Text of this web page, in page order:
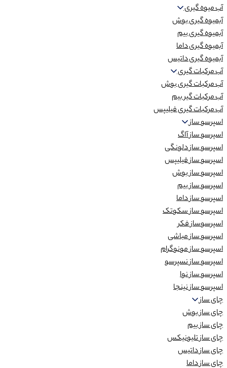
آب میوه گیری
آبمیوه گیری بوش
آبمیوه گیری بیم
آبمیوه گیری داما
آبمیوه گیری داتیس
آب مرکبات گیری
آب مرکبات گیری بوش
آب مرکبات گیر بیم
آب مرکبات گیری فیلیپس
اسپرسو ساز
اسپرسو ساز آاگ
اسپرسو ساز دلونگی
اسپرسو ساز فیلیپس
اسپرسو ساز بوش
اسپرسو ساز بیم
اسپرسو ساز داما
اسپرسو ساز سکوتک
اسپرسوساز فکر
اسپرسو ساز مباشی
اسپرسو ساز مونوگرام
اسپرسو ساز نسپرسو
اسپرسو ساز نوا
اسپرسو ساز نینجا
چای ساز
چای ساز بوش
چای ساز بیم
چای ساز تلیونیکس
چای ساز داتیس
چای ساز داما